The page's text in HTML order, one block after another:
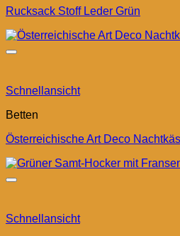
Rucksack Stoff Leder Grün
Schnellansicht
Betten
Österreichische Art Deco
Schnellansicht